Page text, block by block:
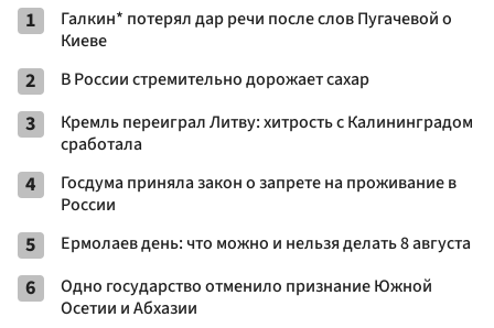
1
Галкин* потерял дар речи после слов Пугачевой о
Киеве
2 В России стремительно дорожает сахар
3
Кремль переиграл Литву: хитрость с Калининградом
сработала
4
Госдума приняла закон о запрете на проживание в
России
5 Ермолаев день: что можно и нельзя делать 8 августа
6
Одно государство отменило признание Южной
Осетии и Абхазии